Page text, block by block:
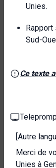
Unies.
Sud-
Ce texte
[Autre
Merci de
Unies à